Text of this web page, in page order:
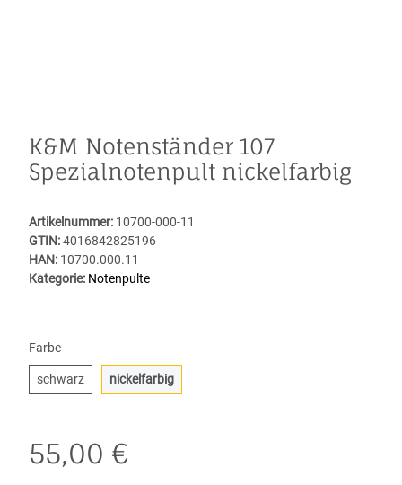
K&M Notenständer 107
Spezialnotenpult nickelfarbig
Artikelnummer: 10700-000-11
GTIN:4016842825196
HAN: 10700.000.11
Kategorie: Notenpulte
Farbe
schwarzschwarznickelfarbignickelfarbig
55,00 €